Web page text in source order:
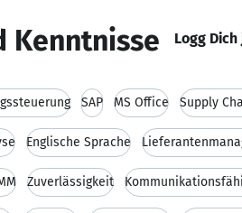
Kenntnisse Logg
SAP MS Office Supply
Englische Sprache
Zuverlässigkeit